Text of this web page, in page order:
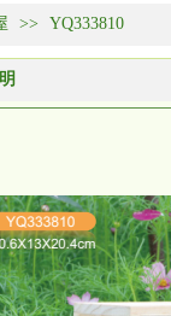
>> YQ333810